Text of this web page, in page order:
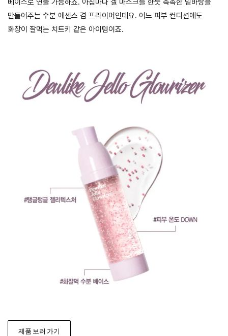
베이스로 연출 가능하죠. 아침마다 겔 마스크를 한듯 촉촉한 밑바탕을
만들어주는 수분 에센스 겸 프라이머인데요. 어느 피부 컨디션에도
화장이 잘먹는 치트키 같은 아이템이죠.
제품 보러 가기